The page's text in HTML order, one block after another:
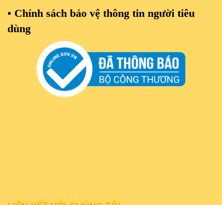
• Chính sách bảo vệ thông tin người tiêu
dùng